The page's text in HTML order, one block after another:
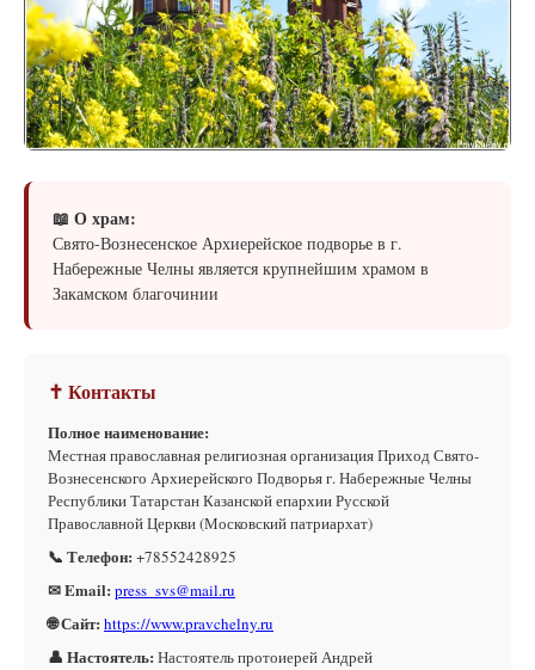
📖 О храм:
Свято-Вознесенское Архиерейское подворье в г.
Набережные Челны является крупнейшим храмом в
Закамском благочинии
✝ Контакты
Полное наименование:
Местная православная религиозная организация Приход Свято-
Вознесенского Архиерейского Подворья г. Набережные Челны
Республики Татарстан Казанской епархии Русской
Православной Церкви (Московский патриархат)
📞 Телефон: +78552428925
✉ Email: press_svs@mail.ru
🌐 Сайт: https://www.pravchelny.ru
👤 Настоятель: Настоятель протоиерей Андрей